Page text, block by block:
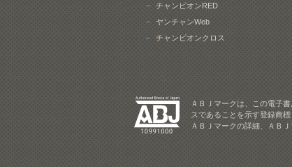
チャンピオンRED
ヤンチャンWeb
チャンピオンクロス
ＡＢＪマークは、この電子
スであることを示す登録商
ＡＢＪマークの詳細、ＡＢ